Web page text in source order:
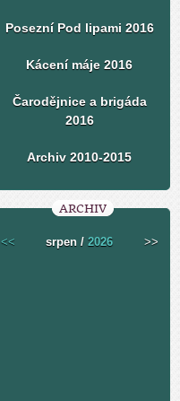
Posezní Pod lipami 2016
Kácení máje 2016
Čarodějnice a brigáda
2016
Archiv 2010-2015
ARCHIV
<< srpen /2026 >>